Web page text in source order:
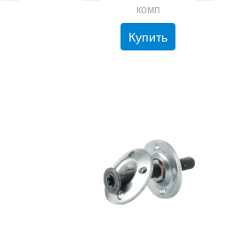
комп
Купить